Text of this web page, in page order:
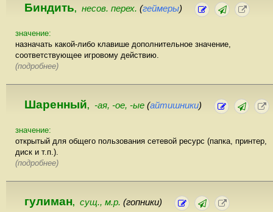
Биндить, несов. перех. (геймеры)
значение:
назначать какой-либо клавише дополнительное значение,
соответствующее игровому действию.
(подробнее)
Шаренный, -ая, -ое, -ые (айтишники)
значение:
открытый для общего пользования сетевой ресурс (папка, принтер,
диск и т.п.).
(подробнее)
гулиман, сущ., м.р. (гопники)